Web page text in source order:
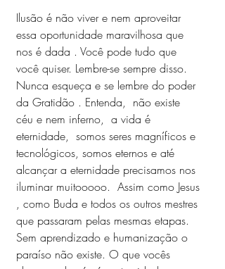
Ilusão é não viver e nem aproveitar
essa oportunidade maravilhosa que
nos é dada . Você pode tudo que
você quiser. Lembre-se sempre disso.
Nunca esqueça e se lembre do poder
da Gratidão . Entenda,  não existe
céu e nem inferno,  a vida é
eternidade,  somos seres magníficos e
tecnológicos, somos eternos e até
alcançar a eternidade precisamos nos
iluminar muitooooo.  Assim como Jesus
, como Buda e todos os outros mestres
que passaram pelas mesmas etapas.
Sem aprendizado e humanização o
paraíso não existe. O que vocês